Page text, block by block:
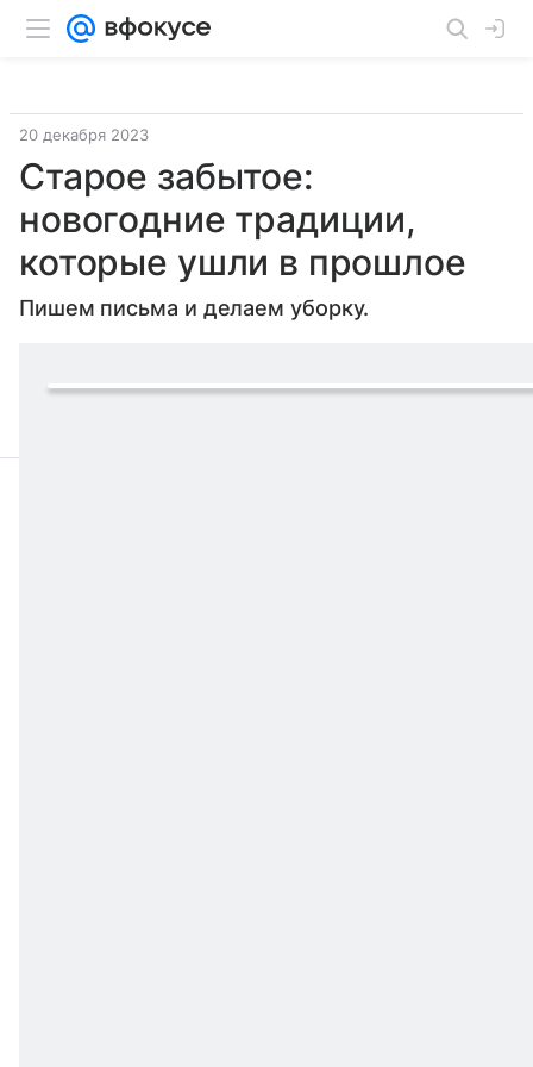
20 декабря 2023
Старое забытое:
новогодние традиции,
которые ушли в прошлое
Пишем письма и делаем уборку.
Поделиться